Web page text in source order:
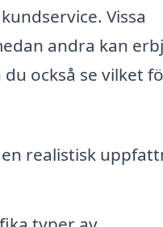
Vissa
andra kan
också se vilket
realistisk